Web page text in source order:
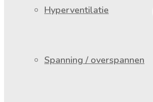
Hyperventilatie
Spanning / overspannen